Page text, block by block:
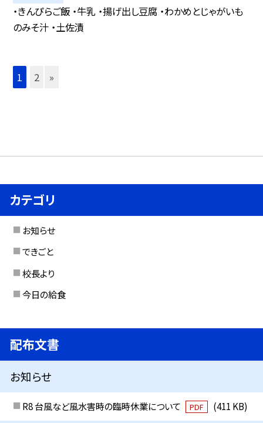
・きんぴらご飯 ・牛乳 ・揚げ出し豆腐 ・わかめとじゃがいも
のみそ汁 ・土佐漬
1 2 »
カテゴリ
お知らせ
できごと
校長より
今日の給食
配布文書
お知らせ
R8 台風など風水害時の臨時休業について PDF (411 KB)